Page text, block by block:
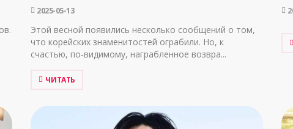
2025-05-13
Этой весной появились несколько сообщений о том,
что корейских знаменитостей ограбили. Но, к
счастью, по-видимому, награбленное возвра...
ЧИТАТЬ